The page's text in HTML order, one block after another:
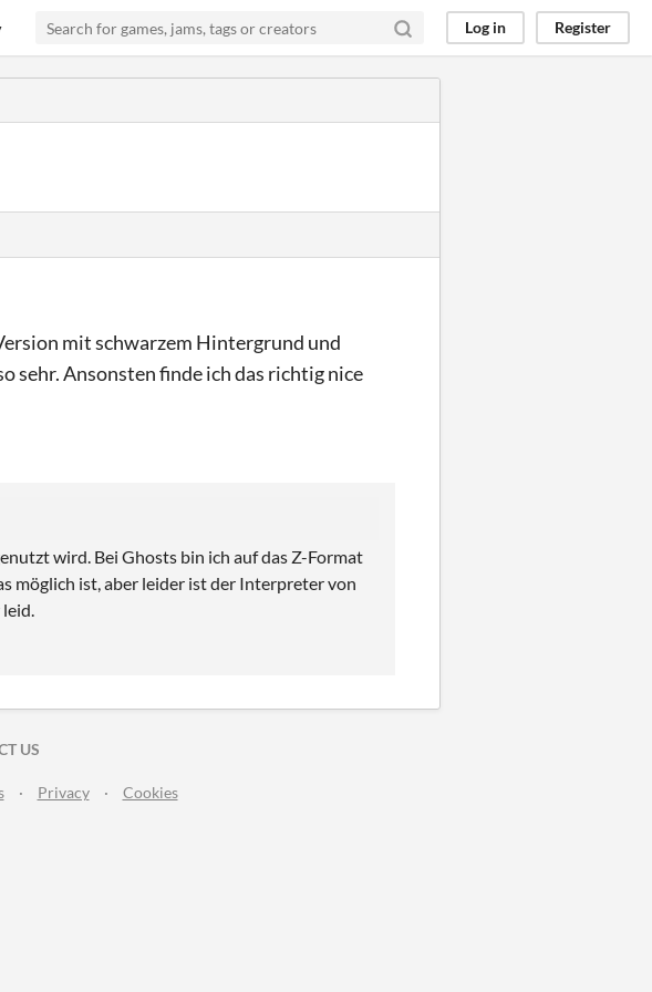
Log in Register
mit schwarzem Hintergrund und
sehr. Ansonsten finde ich das richtig nice
wird. Bei Ghosts bin ich auf das Z-Format
möglich ist, aber leider ist der Interpreter von
US
· Privacy · Cookies